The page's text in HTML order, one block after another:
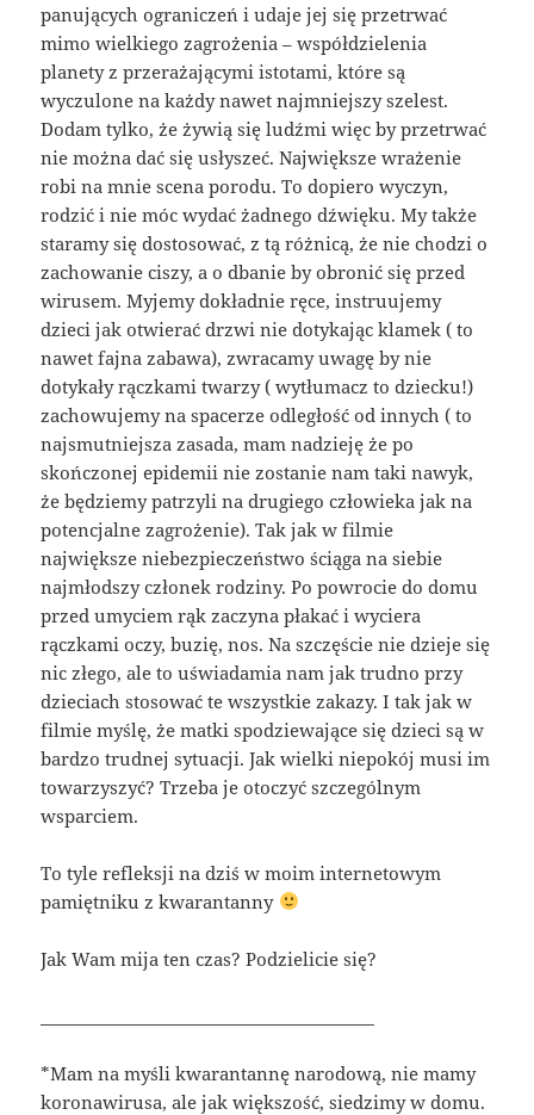
panujących ograniczeń i udaje jej się przetrwać
mimo wielkiego zagrożenia – współdzielenia
planety z przerażającymi istotami, które są
wyczulone na każdy nawet najmniejszy szelest.
Dodam tylko, że żywią się ludźmi więc by przetrwać
nie można dać się usłyszeć. Największe wrażenie
robi na mnie scena porodu. To dopiero wyczyn,
rodzić i nie móc wydać żadnego dźwięku. My także
staramy się dostosować, z tą różnicą, że nie chodzi o
zachowanie ciszy, a o dbanie by obronić się przed
wirusem. Myjemy dokładnie ręce, instruujemy
dzieci jak otwierać drzwi nie dotykając klamek ( to
nawet fajna zabawa), zwracamy uwagę by nie
dotykały rączkami twarzy ( wytłumacz to dziecku!)
zachowujemy na spacerze odległość od innych ( to
najsmutniejsza zasada, mam nadzieję że po
skończonej epidemii nie zostanie nam taki nawyk,
że będziemy patrzyli na drugiego człowieka jak na
potencjalne zagrożenie). Tak jak w filmie
największe niebezpieczeństwo ściąga na siebie
najmłodszy członek rodziny. Po powrocie do domu
przed umyciem rąk zaczyna płakać i wyciera
rączkami oczy, buzię, nos. Na szczęście nie dzieje się
nic złego, ale to uświadamia nam jak trudno przy
dzieciach stosować te wszystkie zakazy. I tak jak w
filmie myślę, że matki spodziewające się dzieci są w
bardzo trudnej sytuacji. Jak wielki niepokój musi im
towarzyszyć? Trzeba je otoczyć szczególnym
wsparciem.
To tyle refleksji na dziś w moim internetowym
pamiętniku z kwarantanny
Jak Wam mija ten czas? Podzielicie się?
*Mam na myśli kwarantannę narodową, nie mamy
koronawirusa, ale jak większość, siedzimy w domu.